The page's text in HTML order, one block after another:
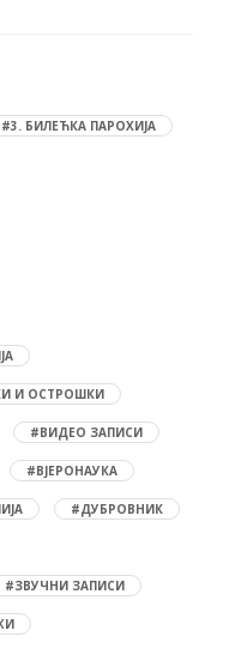
#3. БИЛЕЋКА ПАРОХИЈА
И ОСТРОШКИ
#ВИДЕО ЗАПИСИ
#ВЈЕРОНАУКА
#ДУБРОВНИК
#ЗВУЧНИ ЗАПИСИ